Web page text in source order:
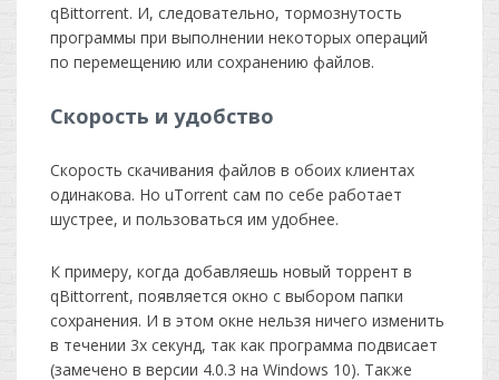
qBittorrent. И, следовательно, тормознутость
программы при выполнении некоторых операций
по перемещению или сохранению файлов.
Скорость и удобство
Скорость скачивания файлов в обоих клиентах
одинакова. Но uTorrent сам по себе работает
шустрее, и пользоваться им удобнее.
К примеру, когда добавляешь новый торрент в
qBittorrent, появляется окно с выбором папки
сохранения. И в этом окне нельзя ничего изменить
в течении 3х секунд, так как программа подвисает
(замечено в версии 4.0.3 на Windows 10). Также